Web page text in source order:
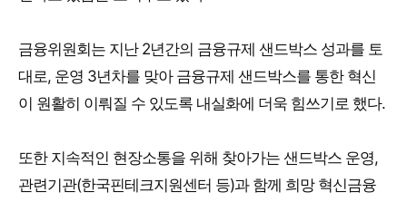
금융위원회는 지난 2년간의 금융규제 샌드박스 성과를 토
대로, 운영 3년차를 맞아 금융규제 샌드박스를 통한 혁신
이 원활히 이뤄질 수 있도록 내실화에 더욱 힘쓰기로 했다.
또한 지속적인 현장소통을 위해 찾아가는 샌드박스 운영,
관련기관(한국핀테크지원센터 등)과 함께 희망 혁신금융